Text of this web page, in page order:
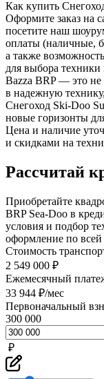
Как купить
Оформите заказ на
посетите наш
оплаты (наличные,
а также
для выбора техники
Bazza BRP — это не
в надежную
Снегоход Ski-Doo
новые горизонты
Цена и наличие
и скидками на
Рассчитай
Приобретайте
BRP Sea-Doo в
условия и подбор
оформление по всей
Стоимость
2 549 000 ₽
Ежемесячный
33 944 ₽/мес
Первоначальный
300 000
₽